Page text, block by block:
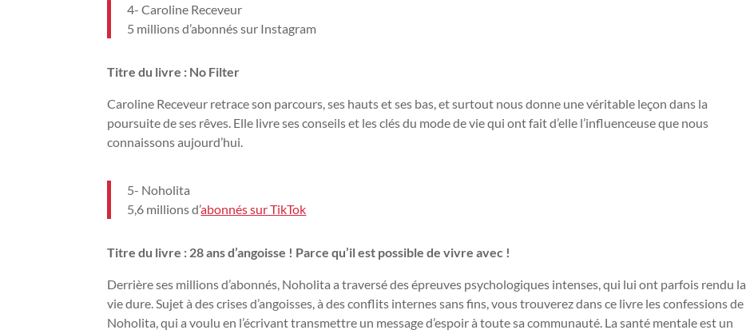
4- Caroline Receveur
5 millions d’abonnés sur Instagram
Titre du livre : No Filter
Caroline Receveur retrace son parcours, ses hauts et ses bas, et surtout nous donne une véritable leçon dans la
poursuite de ses rêves. Elle livre ses conseils et les clés du mode de vie qui ont fait d’elle l’influenceuse que nous
connaissons aujourd’hui.
5- Noholita
5,6 millions d’abonnés sur TikTok
Titre du livre : 28 ans d’angoisse ! Parce qu’il est possible de vivre avec !
Derrière ses millions d’abonnés, Noholita a traversé des épreuves psychologiques intenses, qui lui ont parfois rendu la
vie dure. Sujet à des crises d’angoisses, à des conflits internes sans fins, vous trouverez dans ce livre les confessions de
Noholita, qui a voulu en l’écrivant transmettre un message d’espoir à toute sa communauté. La santé mentale est un